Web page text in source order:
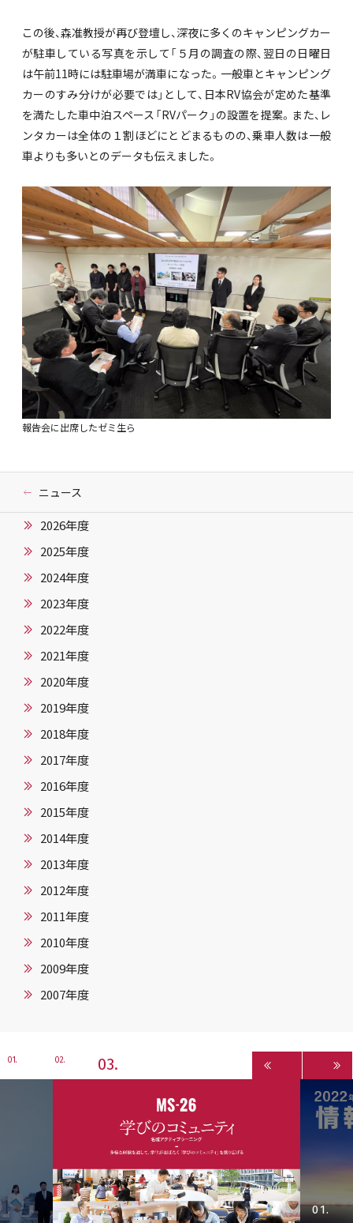
この後、森准教授が再び登壇し、深夜に多くのキャンピングカー
が駐車している写真を示して「５月の調査の際、翌日の日曜日
は午前11時には駐車場が満車になった。一般車とキャンピング
カーのすみ分けが必要では」として、日本RV協会が定めた基準
を満たした車中泊スペース「RVパーク」の設置を提案。また、レ
ンタカーは全体の１割ほどにとどまるものの、乗車人数は一般
車よりも多いとのデータも伝えました。
報告会に出席したゼミ生ら
ニュース
2026年度
2025年度
2024年度
2023年度
2022年度
2021年度
2020年度
2019年度
2018年度
2017年度
2016年度
2015年度
2014年度
2013年度
2012年度
2011年度
2010年度
2009年度
2007年度
1 2 3